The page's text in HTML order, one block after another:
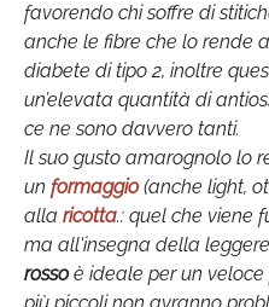
favorendo chi soffre di
anche le fibre che lo rende
diabete di tipo 2, inoltre
un’elevata quantità di
ce ne sono davvero tanti.
Il suo gusto amarognolo lo
un formaggio(anche light,
alla ricotta.: quel che viene
ma all'insegna della
rossoè ideale per un